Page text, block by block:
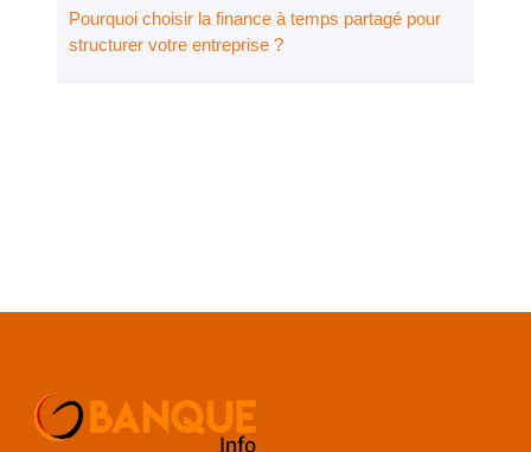
Pourquoi choisir la finance à temps partagé pour
structurer votre entreprise ?